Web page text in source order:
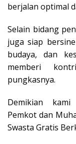
berjalan optimal
Selain bidang
juga siap
budaya, dan
memberi
pungkasnya.
Demikian
Pemkot dan
Swasta Gratis